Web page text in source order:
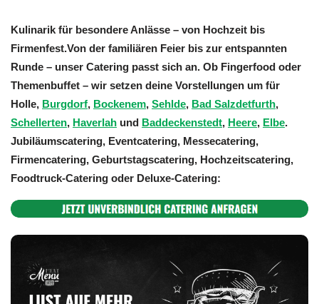
Kulinarik für besondere Anlässe – von Hochzeit bis
Firmenfest.Von der familiären Feier bis zur entspannten
Runde – unser Catering passt sich an. Ob Fingerfood oder
Themenbuffet – wir setzen deine Vorstellungen um für
Holle, Burgdorf, Bockenem, Sehlde, Bad Salzdetfurth,
Schellerten, Haverlah und Baddeckenstedt, Heere, Elbe.
Jubiläumscatering, Eventcatering, Messecatering,
Firmencatering, Geburtstagscatering, Hochzeitscatering,
Foodtruck-Catering oder Deluxe-Catering: